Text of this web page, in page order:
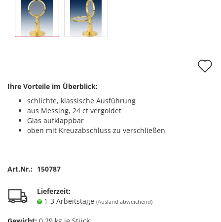
Ihre Vorteile im Überblick:
schlichte, klassische Ausführung
aus Messing, 24 ct vergoldet
Glas aufklappbar
oben mit Kreuzabschluss zu verschließen
Art.Nr.: 150787
Lieferzeit:
1-3 Arbeitstage (Ausland abweichend)